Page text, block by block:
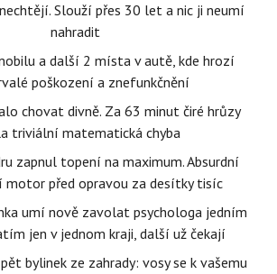
Slouží přes 30 let a nic ji neumí
nahradit
a další 2 místa v autě, kde hrozí
poškození a znefunkčnění
chovat divně. Za 63 minut čiré hrůzy
triviální matematická chyba
zapnul topení na maximum. Absurdní
motor před opravou za desítky tisíc
umí nově zavolat psychologa jedním
jen v jednom kraji, další už čekají
bylinek ze zahrady: vosy se k vašemu